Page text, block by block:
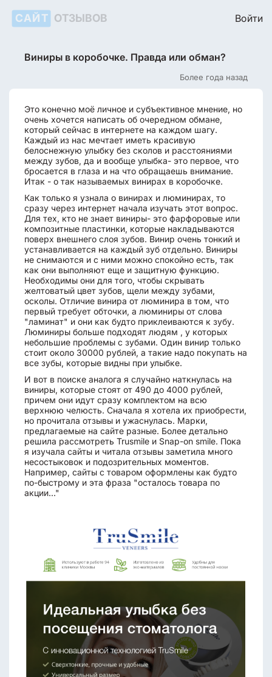
САЙТ ОТЗЫВОВ Войти
Виниры в коробочке. Правда или обман?
Более года назад
Это конечно моё личное и субъективное мнение, но
очень хочется написать об очередном обмане,
который сейчас в интернете на каждом шагу.
Каждый из нас мечтает иметь красивую
белоснежную улыбку без сколов и расстояниями
между зубов, да и вообще улыбка- это первое, что
бросается в глаза и на что обращаешь внимание.
Итак - о так называемых винирах в коробочке.
Как только я узнала о винирах и люминирах, то
сразу через интернет начала изучать этот вопрос.
Для тех, кто не знает виниры- это фарфоровые или
композитные пластинки, которые накладываются
поверх внешнего слоя зубов. Винир очень тонкий и
устанавливается на каждый зуб отдельно. Виниры
не снимаются и с ними можно спокойно есть, так
как они выполняют еще и защитную функцию.
Необходимы они для того, чтобы скрывать
желтоватый цвет зубов, щели между зубами,
осколы. Отличие винира от люминира в том, что
первый требует обточки, а люминиры от слова
"ламинат" и они как будто приклеиваются к зубу.
Люминиры больше подходят людям , у которых
небольшие проблемы с зубами. Один винир только
стоит около 30000 рублей, а такие надо покупать на
все зубы, которые видны при улыбке.
И вот в поиске аналога я случайно наткнулась на
виниры, которые стоят от 490 до 4000 рублей,
причем они идут сразу комплектом на всю
верхнюю челюсть. Сначала я хотела их приобрести,
но прочитала отзывы и ужаснулась. Марки,
предлагаемые на сайте разные. Более детально
решила рассмотреть Trusmile и Snap-on smile. Пока
я изучала сайты и читала отзывы заметила много
несостыковок и подозрительных моментов.
Например, сайты с товаром оформлены как будто
по-быстрому и эта фраза "осталось товара по
акции..."